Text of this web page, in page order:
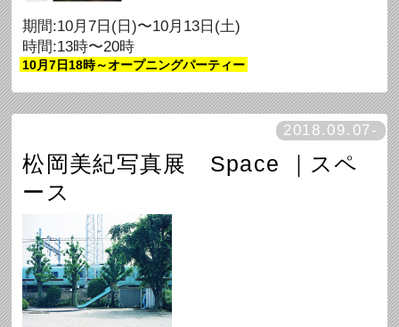
期間:10月7日(日)〜10月13日(土)
時間:13時〜20時
10月7日18時～オープニングパーティー
2018.09.07-
松岡美紀写真展 Space ｜スペ
ース